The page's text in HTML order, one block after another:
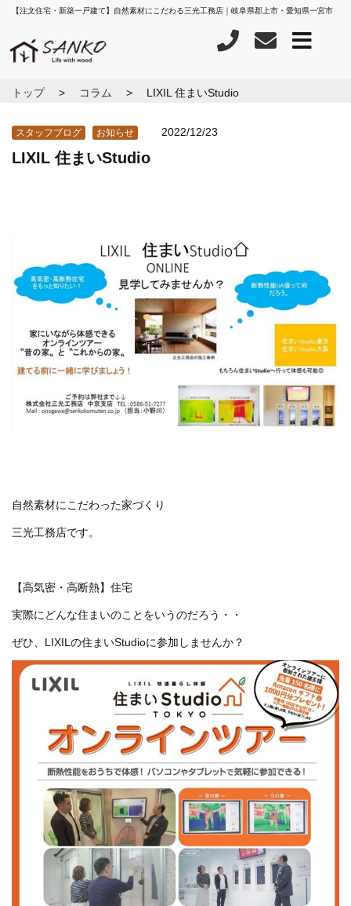
【注文住宅・新築一戸建て】自然素材にこだわる三光工務店｜岐阜県郡上市・愛知県一宮市
トップ コラム LIXIL 住まいStudio
スタッフブログ お知らせ 2022/12/23
LIXIL 住まいStudio
自然素材にこだわった家づくり
三光工務店です。
【高気密・高断熱】住宅
実際にどんな住まいのことをいうのだろう・・
ぜひ、LIXILの住まいStudioに参加しませんか？